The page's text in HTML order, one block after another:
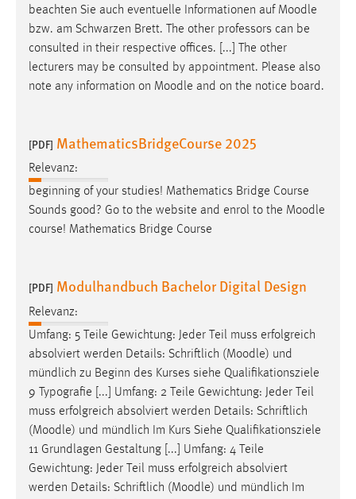
beachten Sie auch eventuelle Informationen auf Moodle
bzw. am Schwarzen Brett. The other professors can be
consulted in their respective offices. [...] The other
lecturers may be consulted by appointment. Please also
note any information on Moodle and on the notice board.
[PDF] MathematicsBridgeCourse 2025
Relevanz:
beginning of your studies! Mathematics Bridge Course
Sounds good? Go to the website and enrol to the Moodle
course! Mathematics Bridge Course
[PDF] Modulhandbuch Bachelor Digital Design
Relevanz:
Umfang: 5 Teile Gewichtung: Jeder Teil muss erfolgreich
absolviert werden Details: Schriftlich (Moodle) und
mündlich zu Beginn des Kurses siehe Qualifikationsziele
9 Typografie [...] Umfang: 2 Teile Gewichtung: Jeder Teil
muss erfolgreich absolviert werden Details: Schriftlich
(Moodle) und mündlich Im Kurs Siehe Qualifikationsziele
11 Grundlagen Gestaltung [...] Umfang: 4 Teile
Gewichtung: Jeder Teil muss erfolgreich absolviert
werden Details: Schriftlich (Moodle) und mündlich Im